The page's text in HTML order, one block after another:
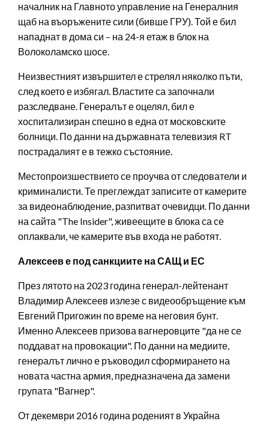
началник на Главното управление на Генералния
щаб на въоръжените сили (бивше ГРУ). Той е бил
нападнат в дома си – на 24-я етаж в блок на
Волоколамско шосе.
Неизвестният извършител е стрелял няколко пъти,
след което е избягал. Властите са започнали
разследване. Генералът е оцелял, бил е
хоспитализиран спешно в една от московските
болници. По данни на държавната телевизия RT
пострадалият е в тежко състояние.
Местопроизшествието се проучва от следователи и
криминалисти. Те преглеждат записите от камерите
за видеонаблюдение, разпитват очевидци. По данни
на сайта "The Insider", живеещите в блока са се
оплаквали, че камерите във входа не работят.
Алексеев е под санкциите на САЩ и ЕС
През лятото на 2023 година генерал-лейтенант
Владимир Алексеев излезе с видеообръщение към
Евгений Пригожин по време на неговия бунт.
Именно Алексеев призова вагнеровците "да не се
поддават на провокации". По данни на медиите,
генералът лично е ръководил сформирането на
новата частна армия, предназначена да замени
групата "Вагнер".
От декември 2016 година роденият в Украйна